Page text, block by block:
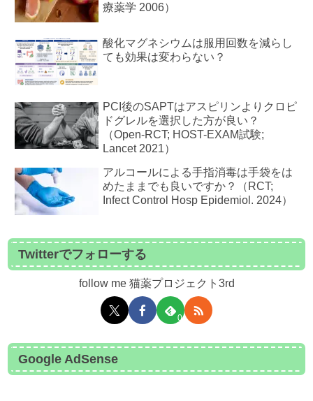
療薬学 2006）
酸化マグネシウムは服用回数を減らし
ても効果は変わらない？
PCI後のSAPTはアスピリンよりクロピ
ドグレルを選択した方が良い？
（Open-RCT; HOST-EXAM試験;
Lancet 2021）
アルコールによる手指消毒は手袋をは
めたままでも良いですか？（RCT;
Infect Control Hosp Epidemiol. 2024）
Twitterでフォローする
follow me 猫薬プロジェクト3rd
0
Google AdSense